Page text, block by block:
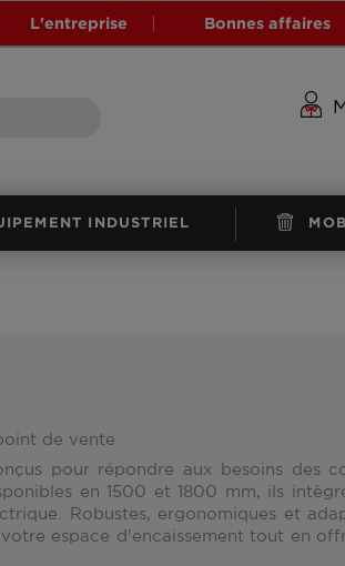
L'entreprise Bonnes affaires
INDUSTRIEL
de vente
pour répondre aux besoins des
en 1500 et 1800 mm, ils
Robustes, ergonomiques et
espace d'encaissement tout en